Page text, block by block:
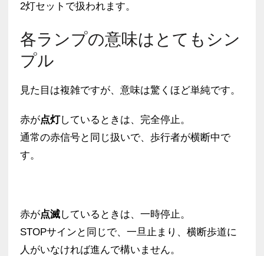
2灯セットで扱われます。
各ランプの意味はとてもシン
プル
見た目は複雑ですが、意味は驚くほど単純です。
赤が点灯しているときは、完全停止。
通常の赤信号と同じ扱いで、歩行者が横断中で
す。
赤が点滅しているときは、一時停止。
STOPサインと同じで、一旦止まり、横断歩道に
人がいなければ進んで構いません。